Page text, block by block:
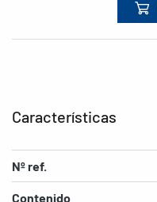
Características
Nº ref.
Contenido